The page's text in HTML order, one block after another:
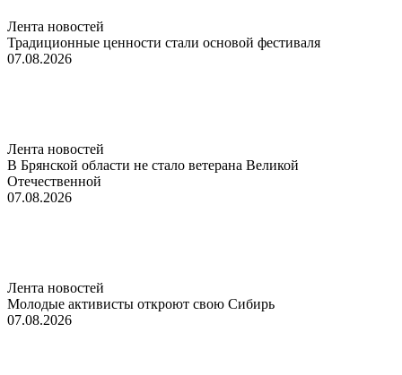
Лента новостей
Традиционные ценности стали основой фестиваля
07.08.2026
Лента новостей
В Брянской области не стало ветерана Великой
Отечественной
07.08.2026
Лента новостей
Молодые активисты откроют свою Сибирь
07.08.2026